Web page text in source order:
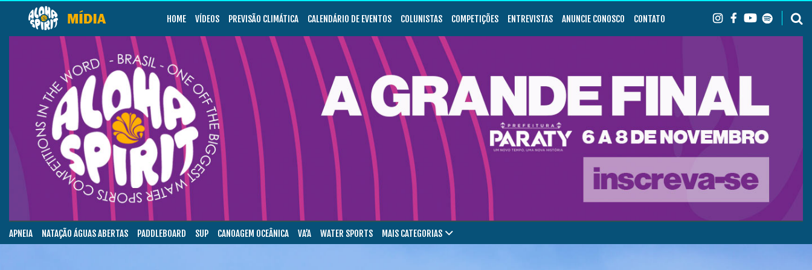
HOME VÍDEOS PREVISÃO CLIMÁTICA CALENDÁRIO DE EVENTOS COLUNISTAS COMPETIÇÕES ENTREVISTAS ANUNCIE CONOSCO CONTATO
APNEIA NATAÇÃO ÁGUAS ABERTAS PADDLEBOARD SUP CANOAGEM OCEÂNICA VA’A WATER SPORTS MAIS CATEGORIAS